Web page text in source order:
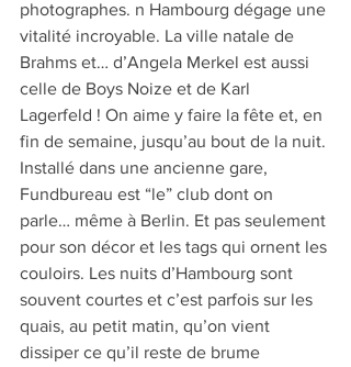
photographes. n Hambourg dégage une
vitalité incroyable. La ville natale de
Brahms et… d’Angela Merkel est aussi
celle de Boys Noize et de Karl
Lagerfeld ! On aime y faire la fête et, en
fin de semaine, jusqu’au bout de la nuit.
Installé dans une ancienne gare,
Fundbureau est “le” club dont on
parle… même à Berlin. Et pas seulement
pour son décor et les tags qui ornent les
couloirs. Les nuits d’Hambourg sont
souvent courtes et c’est parfois sur les
quais, au petit matin, qu’on vient
dissiper ce qu’il reste de brume